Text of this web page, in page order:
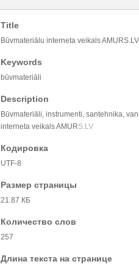
Title
Būvmateriālu interneta veikals
Keywords
būvmateriāli
Description
Būvmateriāli, instrumenti, santehnika,
interneta veikals AMURS.LV
Кодировка
UTF-8
Размер страницы
21.87 КБ
Количество слов
257
Длина текста на странице